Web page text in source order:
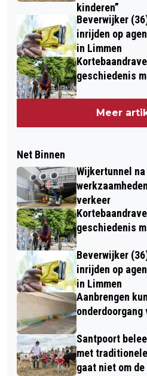
kinderen”
Beverwijker
inrijden op
in Limmen
geschiedenis
Meer
Net Binnen
Wijkertunnel
verkeer
geschiedenis
Beverwijker
inrijden op
in Limmen
Aanbrengen
Santpoort
met
gaat niet om